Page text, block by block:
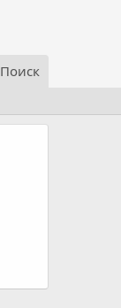
Поиск